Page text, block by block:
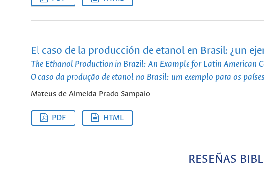
El caso de la producción de etanol en Brasil: ¿un
The Ethanol Production in Brazil: An Example for Latin American
O caso da produção de etanol no Brasil: um exemplo para os
Mateus de Almeida Prado Sampaio
PDF HTML
RESEÑAS